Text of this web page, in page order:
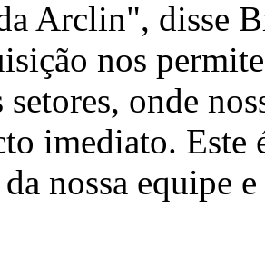
Arclin", disse
nos
onde
imediato. Este
nossa equipe